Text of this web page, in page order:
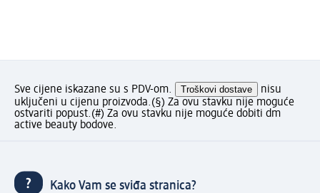
Sve cijene iskazane su s PDV-om. Troškovi dostave
nisu
uključeni u cijenu proizvoda.(§) Za ovu stavku nije moguće
ostvariti popust.(#) Za ovu stavku nije moguće dobiti dm
active beauty bodove.
Kako Vam se sviđa stranica?